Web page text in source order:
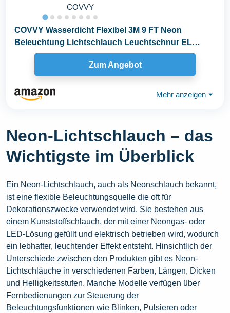
COVVY
COVVY Wasserdicht Flexibel 3M 9 FT Neon
Beleuchtung Lichtschlauch Leuchtschnur EL
Kabel Wire mit...
Zum Angebot
Mehr anzeigen ⏷
Neon-Lichtschlauch – das
Wichtigste im Überblick
Ein Neon-Lichtschlauch, auch als Neonschlauch bekannt,
ist eine flexible Beleuchtungsquelle die oft für
Dekorationszwecke verwendet wird. Sie bestehen aus
einem Kunststoffschlauch, der mit einer Neongas- oder
LED-Lösung gefüllt und elektrisch betrieben wird, wodurch
ein lebhafter, leuchtender Effekt entsteht. Hinsichtlich der
Unterschiede zwischen den Produkten gibt es Neon-
Lichtschläuche in verschiedenen Farben, Längen, Dicken
und Helligkeitsstufen. Manche Modelle verfügen über
Fernbedienungen zur Steuerung der
Beleuchtungsfunktionen wie Blinken, Pulsieren oder